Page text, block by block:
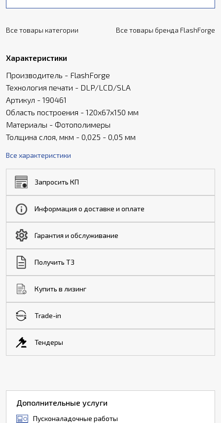
Все товары категории Все товары бренда FlashForge
Характеристики
Производитель - FlashForge
Технология печати - DLP/LCD/SLA
Артикул - 190461
Область построения - 120х67х150 мм
Материалы - Фотополимеры
Толщина слоя, мкм - 0,025 - 0,05 мм
Все характеристики
Запросить КП
Информация о доставке и оплате
Гарантия и обслуживание
Получить ТЗ
Купить в лизинг
Trade-in
Тендеры
Дополнительные услуги
Пусконаладочные работы